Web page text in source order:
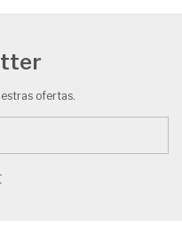
ofertas.